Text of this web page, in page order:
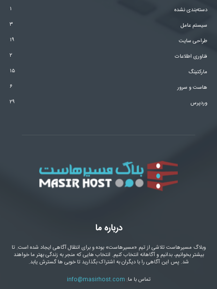
دسته‌بندی نشده
۱
سیستم عامل
۳
طراحی سایت
۱۹
فناوری اطلاعات
۲
مارکتینگ
۱۵
هاست و سرور
۶
وردپرس
۲۹
درباره ما
وبلاگ مسیرهاست تلاشی از تیم «مسیرهاست» بوده و برای انتقال آگاهی ایجاد شده است. تا
بیشتر بخوانیم، بدانیم و آگاهانه انتخاب کنیم. انتخاب هایی که منجر به زندگی بهتر ما خواهند
شد. پس این آگاهی را با دیگران به اشتراک بگذارید تا خوبی ها گسترش یابد.
تماس با ما: info@masirhost.com